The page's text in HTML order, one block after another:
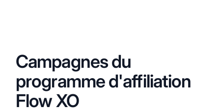
Campagnes du
programme d'affiliation
Flow XO